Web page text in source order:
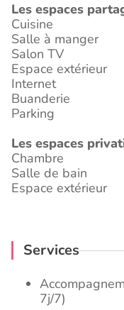
Les espaces
Cuisine
Salle à manger
Salon TV
Espace extérieur
Internet
Buanderie
Parking
Les espaces
Chambre
Salle de bain
Espace extérieur
Services
7j/7)